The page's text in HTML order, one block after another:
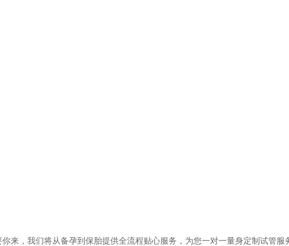
，我们将从备孕到保胎提供全流程贴心服务，为您一对一量身定制试管服